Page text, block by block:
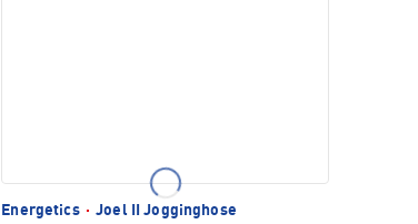
Energetics · Joel II Jogginghose